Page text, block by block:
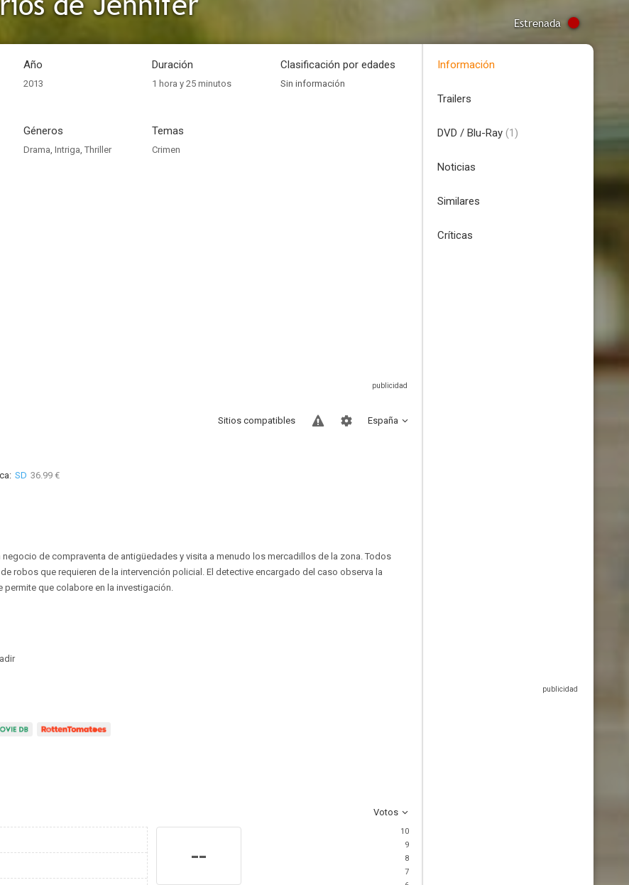
Estrenada
Año
2013
Duración
1 hora y 25 minutos
Clasificación por edades
Sin información
Géneros
Drama, Intriga, Thriller
Temas
Crimen
España
Sitios compatibles
SD 36.99 €
negocio de compraventa de antigüedades y visita a menudo los mercadillos de la zona. Todos
robos que requieren de la intervención policial. El detective encargado del caso observa la
permite que colabore en la investigación.
Votos
--
10
9
8
7
Información
Trailers
DVD / Blu-Ray (1)
Noticias
Similares
Críticas